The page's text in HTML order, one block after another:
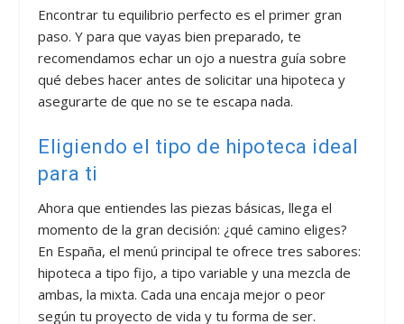
Encontrar tu equilibrio perfecto es el primer gran
paso. Y para que vayas bien preparado, te
recomendamos echar un ojo a nuestra guía sobre
qué debes hacer antes de solicitar una hipoteca y
asegurarte de que no se te escapa nada.
Eligiendo el tipo de hipoteca ideal
para ti
Ahora que entiendes las piezas básicas, llega el
momento de la gran decisión: ¿qué camino eliges?
En España, el menú principal te ofrece tres sabores:
hipoteca a tipo fijo, a tipo variable y una mezcla de
ambas, la mixta. Cada una encaja mejor o peor
según tu proyecto de vida y tu forma de ser.